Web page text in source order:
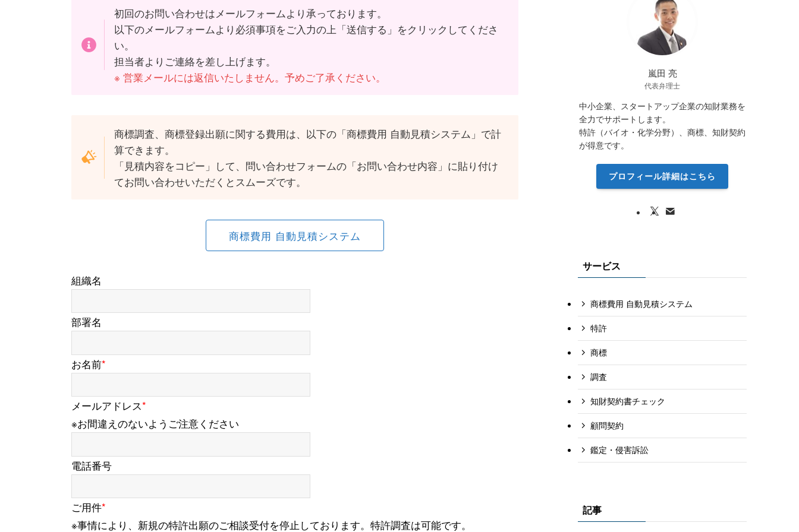
初回のお問い合わせはメールフォームより承っております。
以下のメールフォームより必須事項をご入力の上「送信する」をクリックしてくださ
い。
担当者よりご連絡を差し上げます。
※ 営業メールには返信いたしません。予めご了承ください。
商標調査、商標登録出願に関する費用は、以下の「商標費用 自動見積システム」で計
算できます。
「見積内容をコピー」して、問い合わせフォームの「お問い合わせ内容」に貼り付け
てお問い合わせいただくとスムーズです。
商標費用 自動見積システム
組織名
部署名
お名前*
メールアドレス*
※お間違えのないようご注意ください
電話番号
ご用件*
※事情により、新規の特許出願のご相談受付を停止しております。特許調査は可能です。
嵐田 亮
代表弁理士
中小企業、スタートアップ企業の知財業務を
全力でサポートします。
特許（バイオ・化学分野）、商標、知財契約
が得意です。
プロフィール詳細はこちら
サービス
商標費用 自動見積システム
特許
商標
調査
知財契約書チェック
顧問契約
鑑定・侵害訴訟
記事